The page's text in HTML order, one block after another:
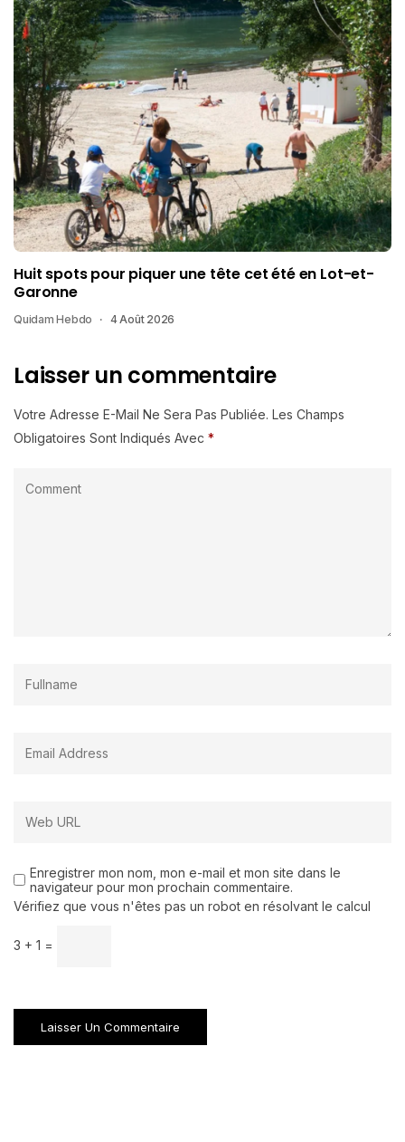
Huit spots pour piquer une tête cet été en Lot-et-
Garonne
Quidam Hebdo 4 Août 2026
Laisser un commentaire
Votre Adresse E-Mail Ne Sera Pas Publiée. Les Champs
Obligatoires Sont Indiqués Avec *
Enregistrer mon nom, mon e-mail et mon site dans le
navigateur pour mon prochain commentaire.
Vérifiez que vous n'êtes pas un robot en résolvant le calcul
3 + 1 =